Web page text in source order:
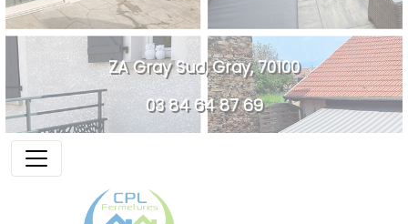
ZA Gray Sud, Gray, 70100
03 84 64 87 69